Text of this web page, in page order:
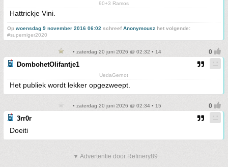
90+3 Ramos
Hattrickje Vini.
Op woensdag 9 november 2016 06:02 schreefAnonymousz het volgende:
#superniger2020
• zaterdag 20 juni 2026 @ 02:32 • 14
DombohetOlifantje1
UedaGernot
Het publiek wordt lekker opgezweept.
• zaterdag 20 juni 2026 @ 02:34 • 15
3rr0r
Doeiti
▼ Advertentie door Refinery89